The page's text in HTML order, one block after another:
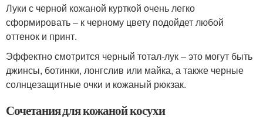
Луки с черной кожаной курткой очень легко
сформировать – к черному цвету подойдет любой
оттенок и принт.
Эффектно смотрится черный тотал-лук – это могут быть
джинсы, ботинки, лонгслив или майка, а также черные
солнцезащитные очки и кожаный рюкзак.
Сочетания для кожаной косухи